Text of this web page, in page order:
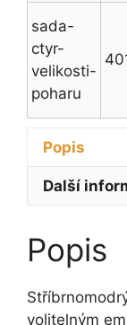
sada-
ctyr-
velikosti-
poharu
Popis
Další
Popis
volitelným